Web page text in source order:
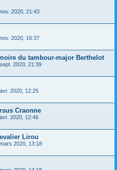
2020, 21:43
2020, 16:37
du tambour-major Berthelot
2020, 21:39
2020, 12:25
Craonne
2020, 12:46
Lirou
2020, 13:18